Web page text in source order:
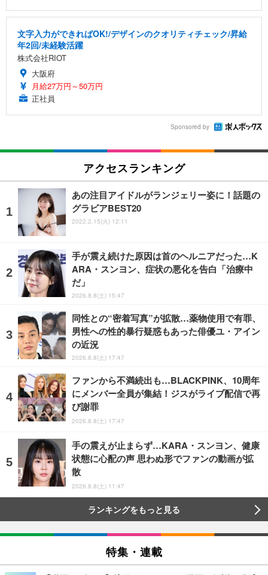
文字入力ができればOK!/デザインのクオリティチェック/昇給
年2回/未経験活躍
株式会社RIOT
大阪府
月給27万円～50万円
正社員
Sponsored by
アクセスランキング
あの注目アイドルがランジェリー姿に！話題の
グラビアBEST20
2022.2.15(火) 12:11
手が震え続けた原因は首のヘルニアだった…K
ARA・スンヨン、症状の悪化を告白「治療中
だ」
2026.8.8(土) 15:47
同性との“密着写真”が拡散…薬物使用で有罪、
男性への性的暴行疑惑もあった俳優ユ・アイン
の近況
2026.8.8(土) 17:47
ファンから不満続出も…BLACKPINK、10周年
にメンバー全員が集結！ジスがライブ配信で再
び謝罪
2026.8.8(土) 17:47
手の震えが止まらず…KARA・スンヨン、健康
状態に心配の声 思わぬ形でファンの動画が拡
散
2026.8.8(土) 11:47
ランキングをもっと見る
特集・連載